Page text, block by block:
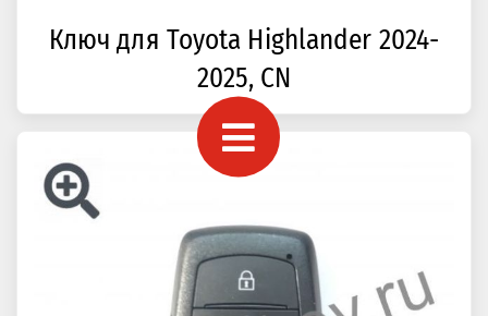
Ключ для Toyota Highlander 2024-
2025, CN